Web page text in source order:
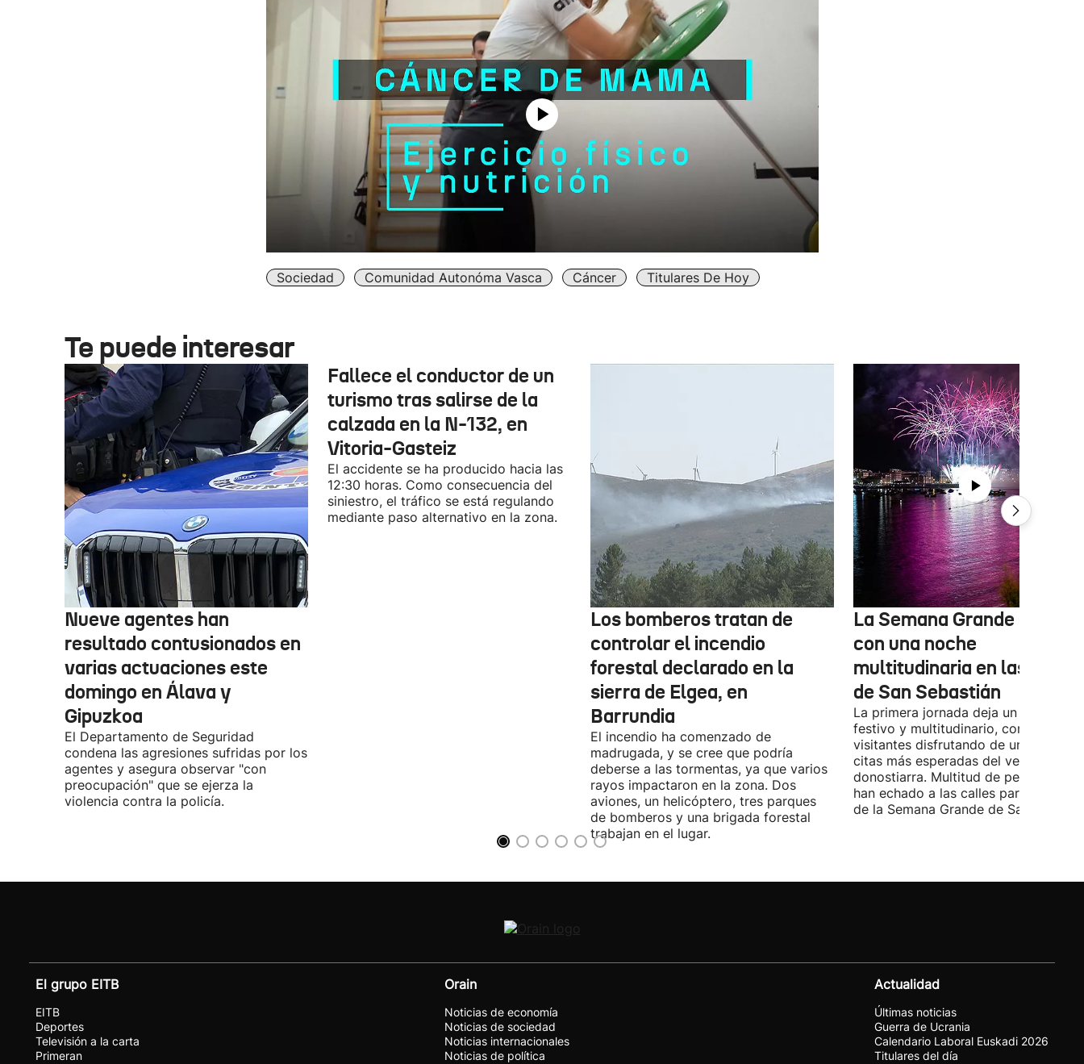
Sociedad Comunidad Autonóma Vasca Cáncer Titulares De Hoy
Te puede interesar
Nueve agentes han
resultado contusionados en
varias actuaciones este
domingo en Álava y
Gipuzkoa
El Departamento de Seguridad
condena las agresiones sufridas por los
agentes y asegura observar "con
preocupación" que se ejerza la
violencia contra la policía.
Fallece el conductor de un
turismo tras salirse de la
calzada en la N-132, en
Vitoria-Gasteiz
El accidente se ha producido hacia las
12:30 horas. Como consecuencia del
siniestro, el tráfico se está regulando
mediante paso alternativo en la zona.
Los bomberos tratan de
controlar el incendio
forestal declarado en la
sierra de Elgea, en
Barrundia
El incendio ha comenzado de
madrugada, y se cree que podría
deberse a las tormentas, ya que varios
rayos impactaron en la zona. Dos
aviones, un helicóptero, tres parques
de bomberos y una brigada forestal
trabajan en el lugar.
La Semana Grande
con una noche
multitudinaria en las calles
de San Sebastián
La primera jornada deja un ambiente
festivo y multitudinario, con vecinos
visitantes disfrutando de una de las
citas más esperadas del verano
donostiarra. Multitud de personas se
han echado a las calles para disfrutar
de la Semana Grande de San
El grupo EITB
EITB
Deportes
Televisión a la carta
Primeran
Orain
Noticias de economía
Noticias de sociedad
Noticias internacionales
Noticias de política
Actualidad
Últimas noticias
Guerra de Ucrania
Calendario Laboral Euskadi 2026
Titulares del día